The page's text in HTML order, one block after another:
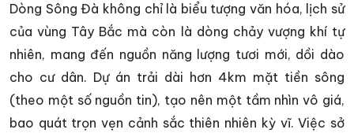
Dòng Sông Đà không chỉ là biểu tượng văn hóa, lịch sử
của vùng Tây Bắc mà còn là dòng chảy vượng khí tự
nhiên, mang đến nguồn năng lượng tươi mới, dồi dào
cho cư dân. Dự án trải dài hơn 4km mặt tiền sông
(theo một số nguồn tin), tạo nên một tầm nhìn vô giá,
bao quát trọn vẹn cảnh sắc thiên nhiên kỳ vĩ. Việc sở